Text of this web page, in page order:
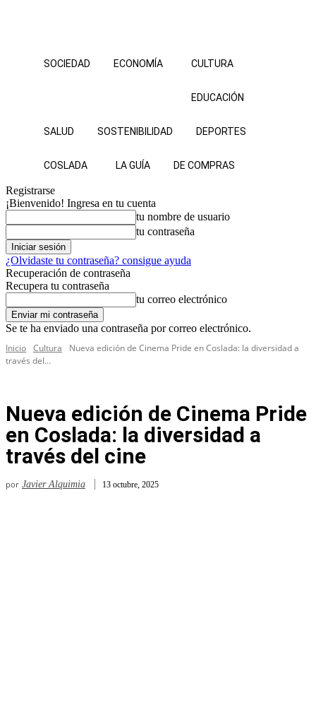
SOCIEDAD ECONOMÍA CULTURA
EDUCACIÓN
SALUD SOSTENIBILIDAD DEPORTES
COSLADA LA GUÍA DE COMPRAS
Registrarse
¡Bienvenido! Ingresa en tu cuenta
tu nombre de usuario
tu contraseña
¿Olvidaste tu contraseña? consigue ayuda
Recuperación de contraseña
Recupera tu contraseña
tu correo electrónico
Se te ha enviado una contraseña por correo electrónico.
Inicio Cultura
Nueva edición de Cinema Pride en Coslada: la diversidad a
través del...
Nueva edición de Cinema Pride
en Coslada: la diversidad a
través del cine
por Javier Alquimia 13 octubre, 2025